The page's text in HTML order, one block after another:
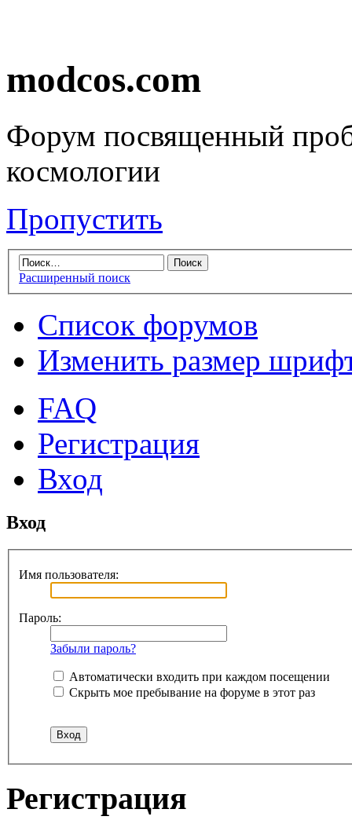
modcos.com
Форум посвященный
космологии
Пропустить
Расширенный поиск
Список форумов
Изменить размер
FAQ
Регистрация
Вход
Вход
Имя пользователя:
Пароль:
Забыли пароль?
Автоматически входить при каждом посещении
Скрыть мое пребывание на форуме в этот раз
Регистрация